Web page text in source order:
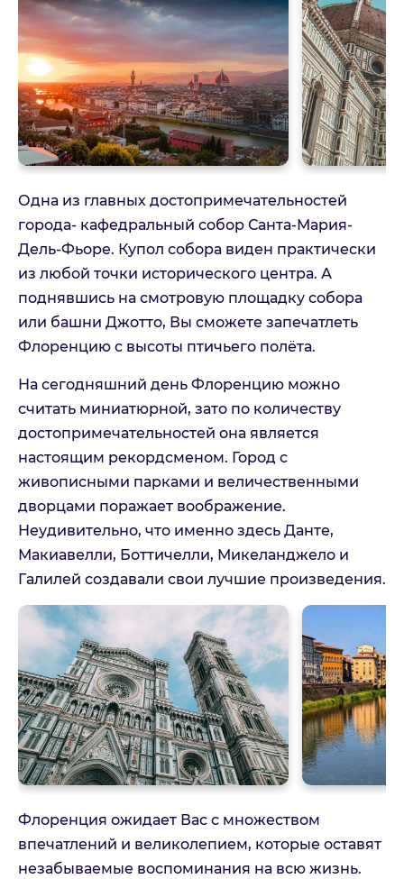
Одна из главных достопримечательностей
города- кафедральный собор Санта-Мария-
Дель-Фьоре. Купол собора виден практически
из любой точки исторического центра. А
поднявшись на смотровую площадку собора
или башни Джотто, Вы сможете запечатлеть
Флоренцию с высоты птичьего полёта.
На сегодняшний день Флоренцию можно
считать миниатюрной, зато по количеству
достопримечательностей она является
настоящим рекордсменом. Город с
живописными парками и величественными
дворцами поражает воображение.
Неудивительно, что именно здесь Данте,
Макиавелли, Боттичелли, Микеланджело и
Галилей создавали свои лучшие произведения.
Флоренция ожидает Вас с множеством
впечатлений и великолепием, которые оставят
незабываемые воспоминания на всю жизнь.